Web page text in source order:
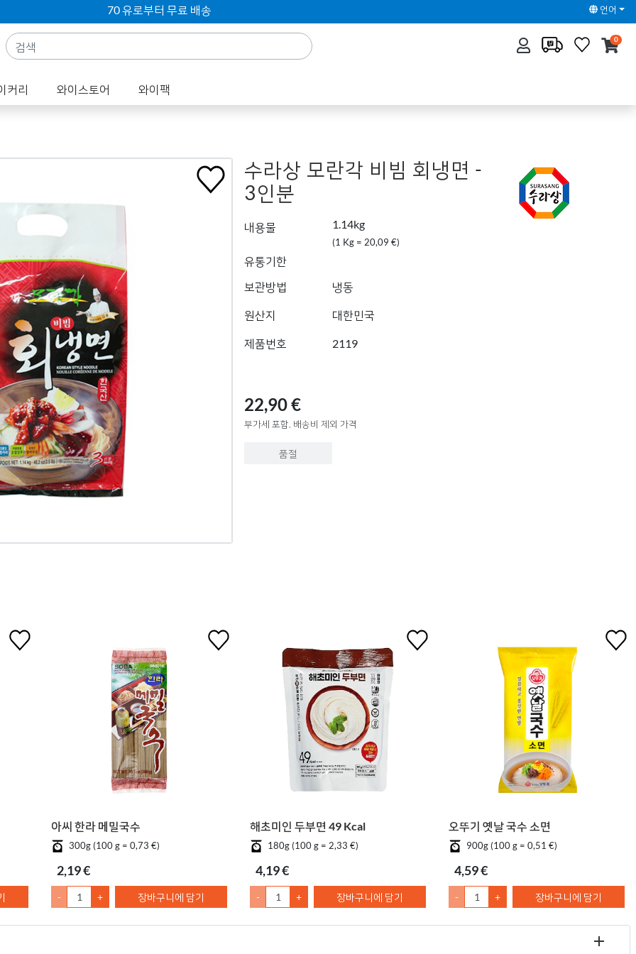
70 유로부터 무료 배송 언어
0
커리 와이스토어 와이팩
수라상 모란각 비빔 회냉면 -
3인분
내용물 1.14kg
(1 Kg = 20,09 €)
유통기한
보관방법
냉동
원산지 대한민국
제품번호 2119
22,90 €
부가세 포함, 배송비 제외 가격
품절
아씨 한라 메밀국수
300g (100 g = 0,73 €)
2,19 €
- + 장바구니에 담기
해초미인 두부면 49 Kcal
180g (100 g = 2,33 €)
4,19 €
- + 장바구니에 담기
오뚜기 옛날 국수 소면
900g (100 g = 0,51 €)
4,59 €
- + 장바구니에 담기